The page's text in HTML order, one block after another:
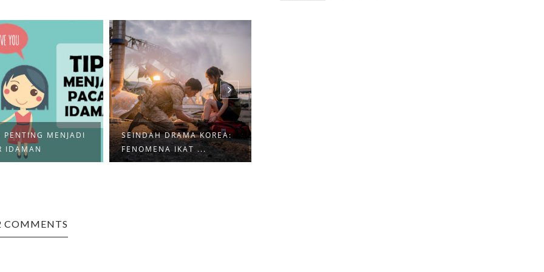
PENTING MENJADI
IDAMAN
SEINDAH DRAMA KOREA:
FENOMENA IKAT ...
COMMENTS